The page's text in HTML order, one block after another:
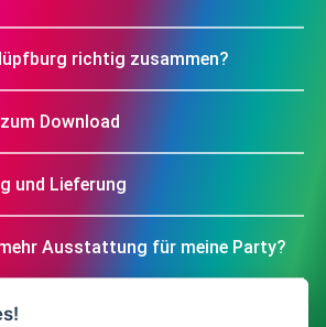
richtig zusammen?
Download
und Lieferung
Ausstattung für meine Party?